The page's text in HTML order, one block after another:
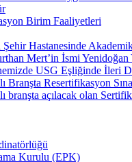
Birim Faaliyetleri
Şehir Hastanesinde
Mert’in İsmi Yenidoğan
USG Eşliğinde İleri
Branşta Resertifikasyon
branşta açılacak olan
Kurulu (EPK)